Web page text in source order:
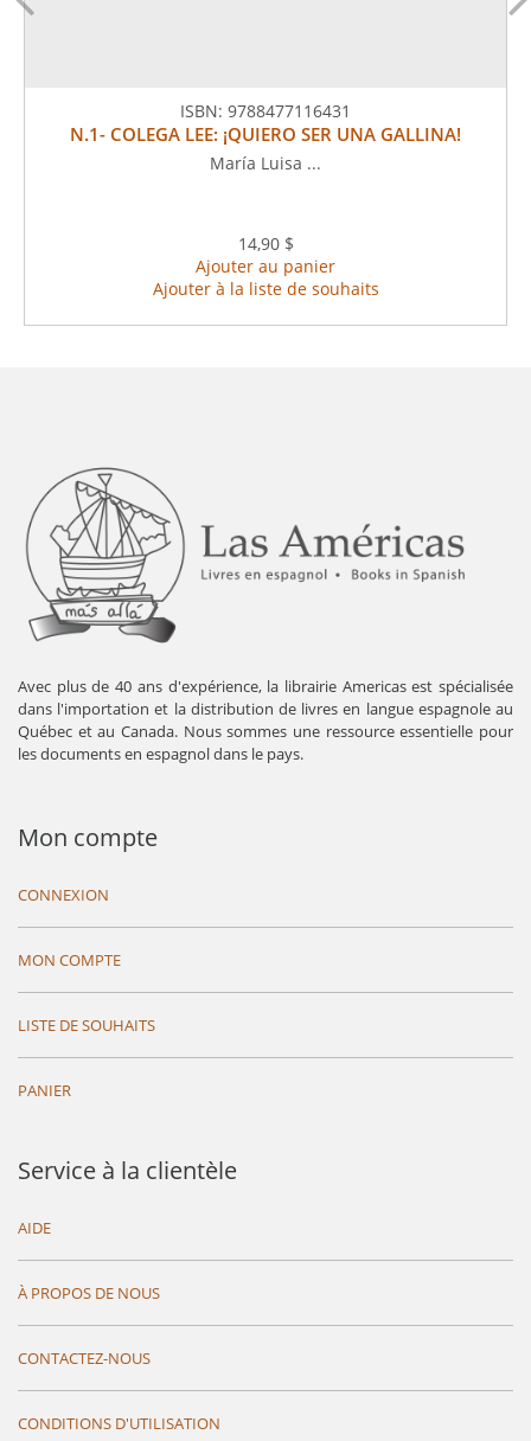
ISBN: 9788477116431
N.1- COLEGA LEE: ¡QUIERO SER UNA GALLINA!
María Luisa ...
14,90 $
Ajouter au panier
Ajouter à la liste de souhaits
Avec plus de 40 ans d'expérience, la librairie Americas est spécialisée
dans l'importation et la distribution de livres en langue espagnole au
Québec et au Canada. Nous sommes une ressource essentielle pour
les documents en espagnol dans le pays.
Mon compte
CONNEXION
MON COMPTE
LISTE DE SOUHAITS
PANIER
Service à la clientèle
AIDE
À PROPOS DE NOUS
CONTACTEZ-NOUS
CONDITIONS D'UTILISATION